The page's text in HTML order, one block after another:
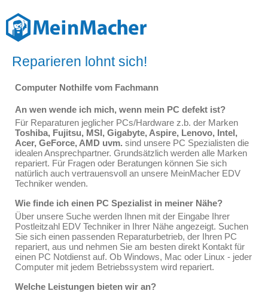
Reparieren lohnt sich!
Computer Nothilfe vom Fachmann
An wen wende ich mich, wenn mein PC defekt ist?
Für Reparaturen jeglicher PCs/Hardware z.b. der Marken
Toshiba, Fujitsu, MSI, Gigabyte, Aspire, Lenovo, Intel,
Acer, GeForce, AMD uvm. sind unsere PC Spezialisten die
idealen Ansprechpartner. Grundsätzlich werden alle Marken
repariert. Für Fragen oder Beratungen können Sie sich
natürlich auch vertrauensvoll an unsere MeinMacher EDV
Techniker wenden.
Wie finde ich einen PC Spezialist in meiner Nähe?
Über unsere Suche werden Ihnen mit der Eingabe Ihrer
Postleitzahl EDV Techniker in Ihrer Nähe angezeigt. Suchen
Sie sich einen passenden Reparaturbetrieb, der Ihren PC
repariert, aus und nehmen Sie am besten direkt Kontakt für
einen PC Notdienst auf. Ob Windows, Mac oder Linux - jeder
Computer mit jedem Betriebssystem wird repariert.
Welche Leistungen bieten wir an?